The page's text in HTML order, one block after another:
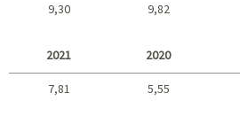
9,30 9,82
2021 2020
7,81 5,55